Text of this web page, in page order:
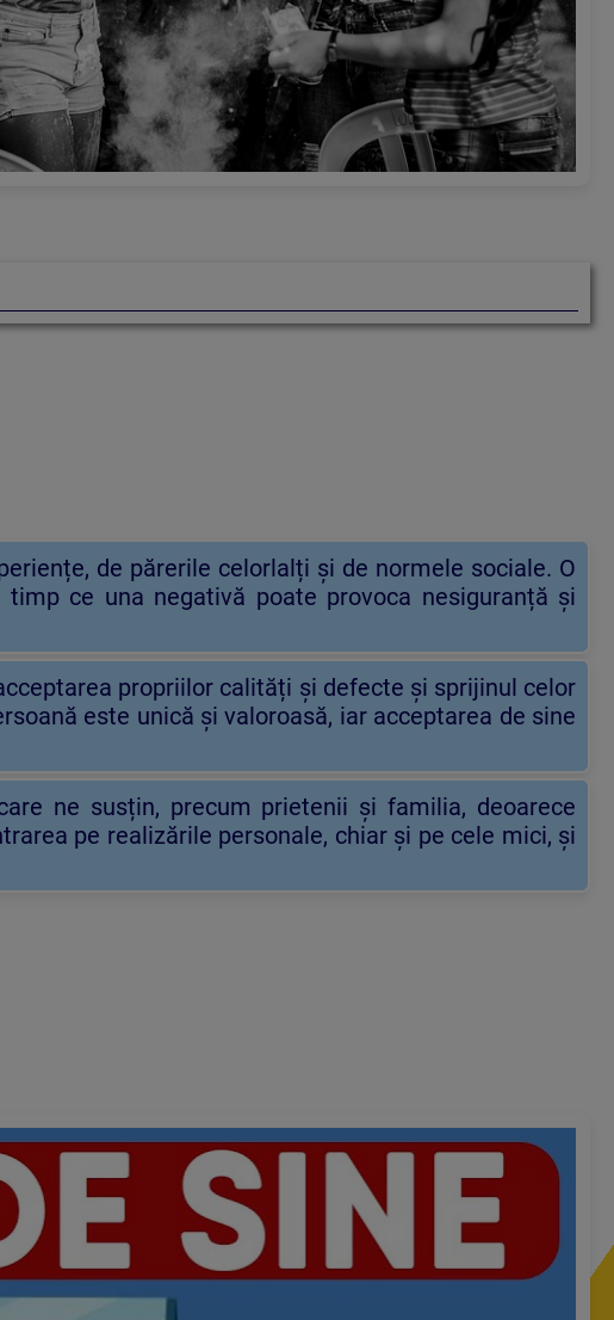
de părerile celorlalți și de normele sociale. O
ce una negativă poate provoca nesiguranță și
propriilor calități și defecte și sprijinul celor
este unică și valoroasă, iar acceptarea de sine
ne susțin, precum prietenii și familia, deoarece
pe realizările personale, chiar și pe cele mici, și